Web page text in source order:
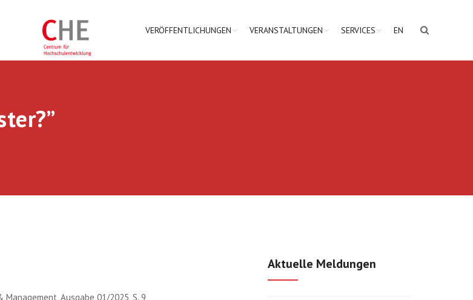
VERÖFFENTLICHUNGEN VERANSTALTUNGEN SERVICES EN
Ausgabe 01/2025, S. 9
Aktuelle Meldungen